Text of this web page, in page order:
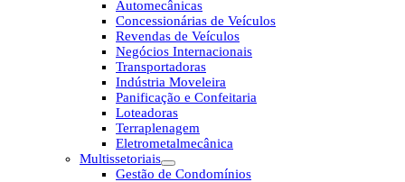
Automecânicas
Concessionárias de Veículos
Revendas de Veículos
Negócios Internacionais
Transportadoras
Indústria Moveleira
Panificação e Confeitaria
Loteadoras
Terraplenagem
Eletrometalmecânica
Multissetoriais
Gestão de Condomínios